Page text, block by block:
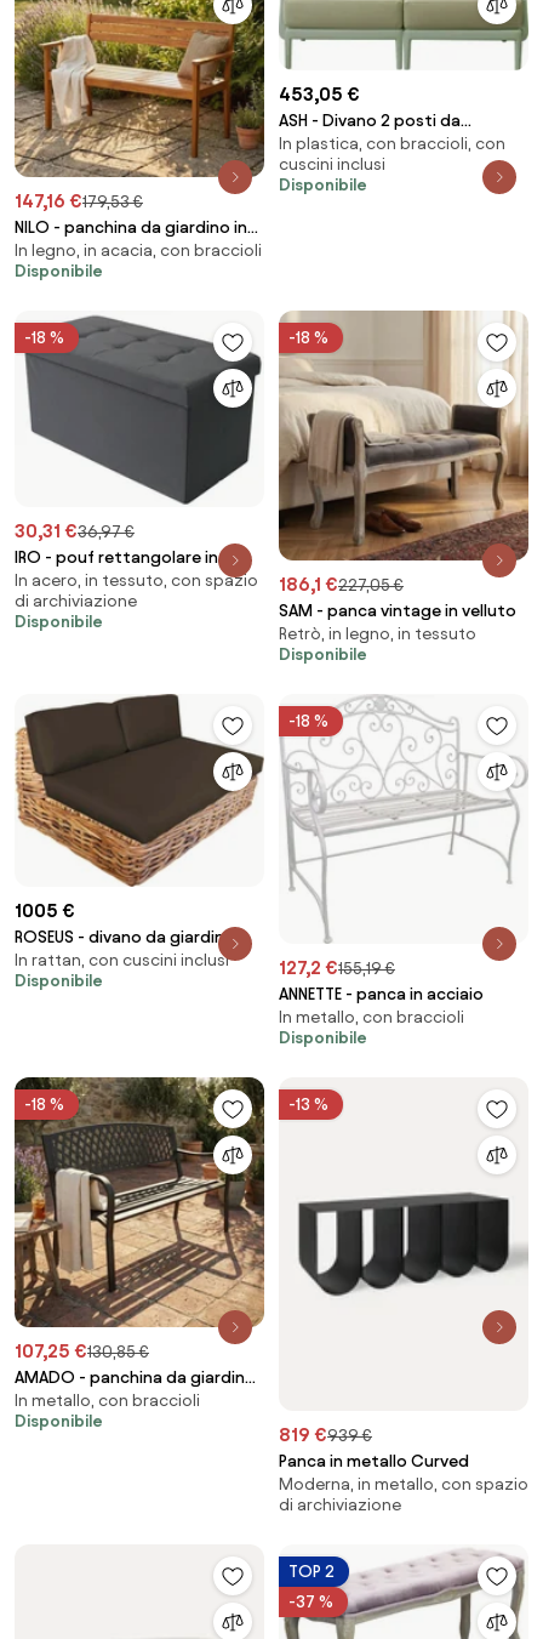
147,16 €179,53 €
NILO - panchina da giardino in
legno
In legno, in acacia, con braccioli
Disponibile
453,05 €
ASH - Divano 2 posti da
giardino in polipropilene
In plastica, con braccioli, con
cuscini inclusi
Disponibile
-18 %
30,31 €36,97 €
IRO - pouf rettangolare in
stoffa
In acero, in tessuto, con spazio
di archiviazione
Disponibile
-18 %
186,1 €227,05 €
SAM - panca vintage in velluto
Retrò, in legno, in tessuto
Disponibile
1005 €
ROSEUS - divano da giardino
componibile completo di
cuscino intreccio in rattan
In rattan, con cuscini inclusi
Disponibile
-18 %
127,2 €155,19 €
ANNETTE - panca in acciaio
In metallo, con braccioli
Disponibile
-18 %
107,25 €130,85 €
AMADO - panchina da giardino
2 posti in ferro
In metallo, con braccioli
Disponibile
-13 %
819 €939 €
Panca in metallo Curved
Moderna, in metallo, con spazio
di archiviazione
TOP 2
-37 %